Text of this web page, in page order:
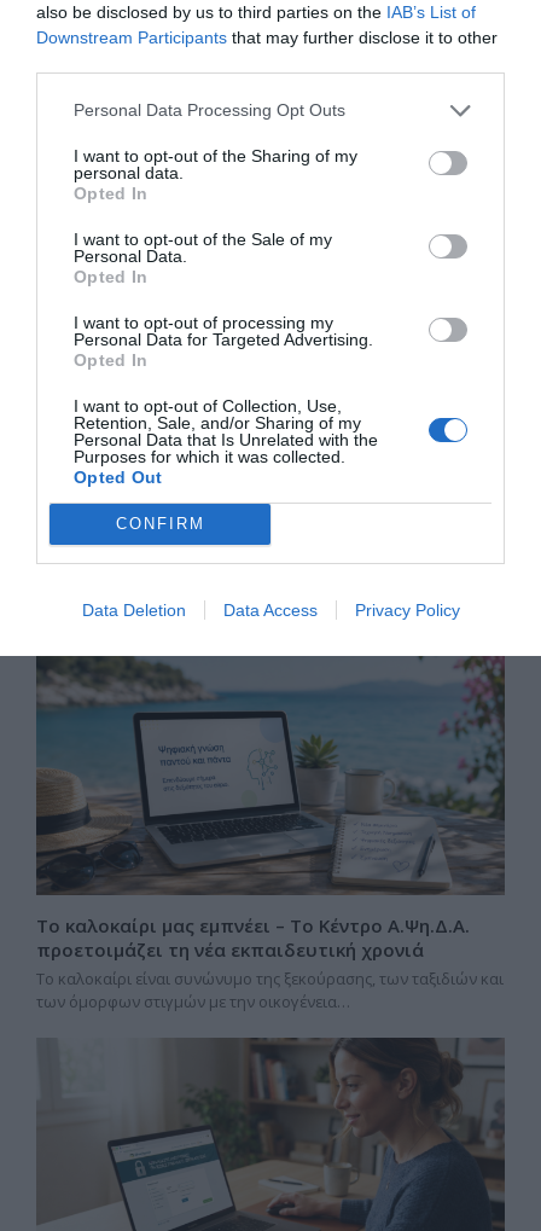
also be disclosed by us to third parties on the IAB’s List of
Downstream Participants that may further disclose it to other
Personal Data Processing Opt Outs
I want to opt-out of the Sharing of my
personal data.
Opted In
I want to opt-out of the Sale of my
Personal Data.
Opted In
I want to opt-out of processing my
Personal Data for Targeted Advertising.
Opted In
I want to opt-out of Collection, Use,
Retention, Sale, and/or Sharing of my
Personal Data that Is Unrelated with the
Purposes for which it was collected.
Opted Out
CONFIRM
Data Deletion Data Access Privacy Policy
περιβαλλοντικές επιπτώσεις (30%) και το κόστος
πρόσβασης στην τεχνολογία (28%).
Πηγή:https://digital-strategy.ec.europa.eu/el/library/digital-
decade-2026-special-eurobarometer
Facebook
Το καλοκαίρι μας εμπνέει – Το Κέντρο Α.Ψη.Δ.Α.
προετοιμάζει τη νέα εκπαιδευτική χρονιά
Το καλοκαίρι είναι συνώνυμο της ξεκούρασης, των ταξιδιών και
των όμορφων στιγμών με την οικογένεια…